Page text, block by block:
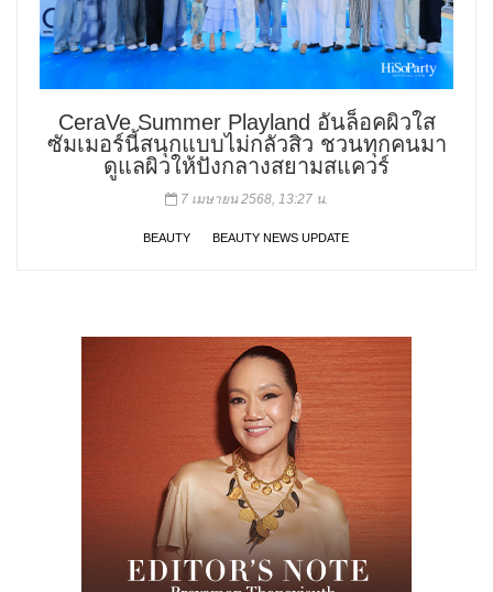
CeraVe Summer Playland อันล็อคผิวใส
ซัมเมอร์นี้สนุกแบบไม่กลัวสิว ชวนทุกคนมา
ดูแลผิวให้ปังกลางสยามสแควร์
7 เมษายน 2568, 13:27 น.
BEAUTY BEAUTY NEWS UPDATE